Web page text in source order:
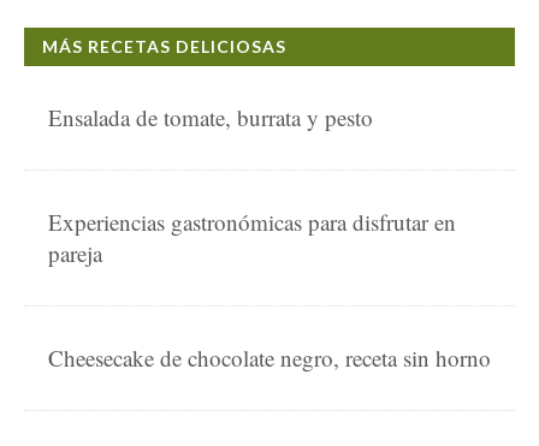
MÁS RECETAS DELICIOSAS
Ensalada de tomate, burrata y pesto
Experiencias gastronómicas para disfrutar en
pareja
Cheesecake de chocolate negro, receta sin horno